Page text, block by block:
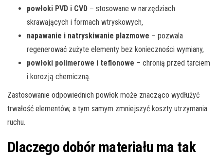
powłoki PVD i CVD – stosowane w narzędziach
skrawających i formach wtryskowych,
napawanie i natryskiwanie plazmowe – pozwala
regenerować zużyte elementy bez konieczności wymiany,
powłoki polimerowe i teflonowe – chronią przed tarciem
i korozją chemiczną.
Zastosowanie odpowiednich powłok może znacząco wydłużyć
trwałość elementów, a tym samym zmniejszyć koszty utrzymania
ruchu.
Dlaczego dobór materiału ma tak